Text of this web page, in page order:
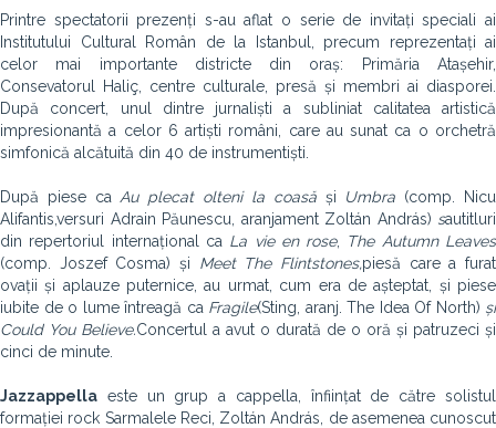
Printre spectatorii prezenți s-au aflat o serie de invitați speciali ai
Institutului Cultural Român de la Istanbul, precum reprezentați ai
celor mai importante districte din oraș: Primăria Atașehir,
Consevatorul Haliç, centre culturale, presă și membri ai diasporei.
După concert, unul dintre jurnaliști a subliniat calitatea artistică
impresionantă a celor 6 artiști români, care au sunat ca o orchetră
simfonică alcătuită din 40 de instrumentiști.
După piese ca Au plecat olteni la coasăși Umbra (comp. Nicu
Alifantis,versuri Adrain Păunescu, aranjament Zoltán András) sautitluri
din repertoriul internațional ca La vie en rose, The Autumn Leaves
(comp. Joszef Cosma) și Meet The Flintstones,piesă care a furat
ovații și aplauze puternice, au urmat, cum era de așteptat, și piese
iubite de o lume întreagă ca Fragile(Sting, aranj. The Idea Of North) și
Could You Believe.Concertul a avut o durată de o oră și patruzeci și
cinci de minute.
Jazzappella este un grup a cappella, înființat de către solistul
formației rock Sarmalele Reci, Zoltán András, de asemenea cunoscut